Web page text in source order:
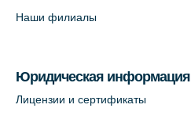
Наши филиалы
Юридическая информация
Лицензии и сертификаты